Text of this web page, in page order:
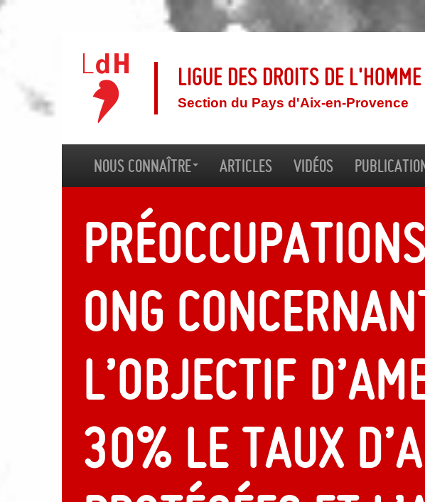
Ligue des droits de l'Homme
Section du Pays d'Aix-en-Provence
Nous connaître Articles Vidéos
ONG
l’objectif
30% le taux